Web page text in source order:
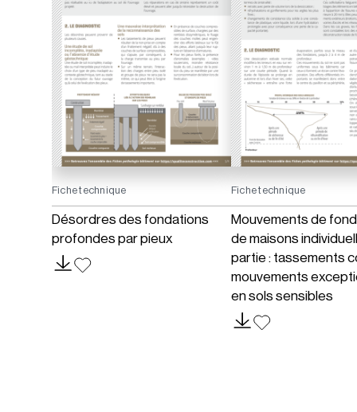
Fiche technique
Désordres des fondations
profondes par pieux
Fiche technique
Mouvements de
de maisons
partie : tassements
mouvements
en sols sensibles